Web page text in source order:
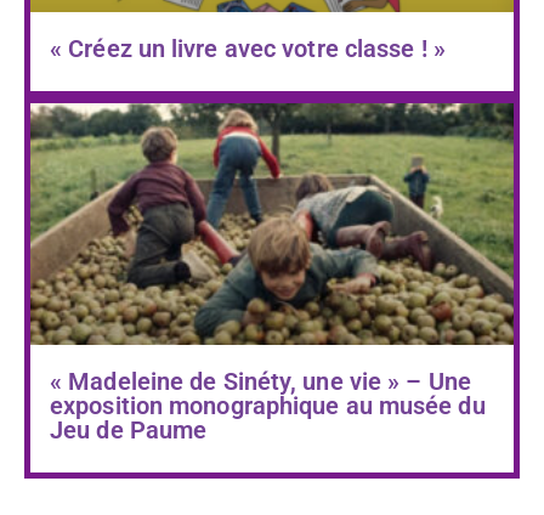
« Créez un livre avec votre classe ! »
« Madeleine de Sinéty, une vie » – Une
exposition monographique au musée du
Jeu de Paume